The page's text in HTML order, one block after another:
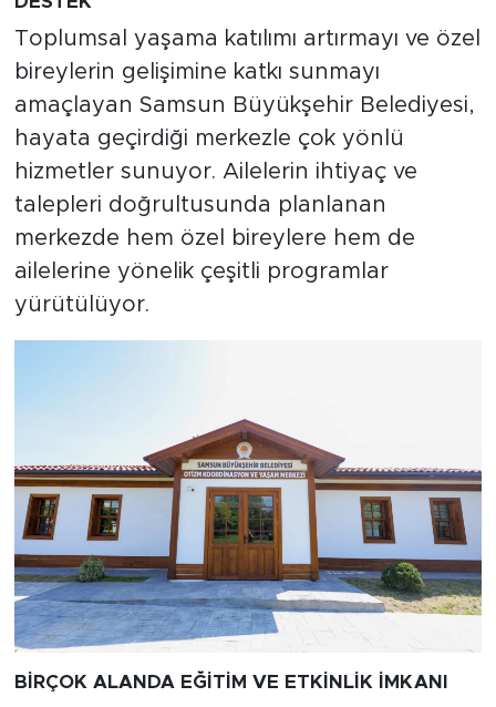
Toplumsal yaşama katılımı artırmayı ve özel
bireylerin gelişimine katkı sunmayı
amaçlayan Samsun Büyükşehir Belediyesi,
hayata geçirdiği merkezle çok yönlü
hizmetler sunuyor. Ailelerin ihtiyaç ve
talepleri doğrultusunda planlanan
merkezde hem özel bireylere hem de
ailelerine yönelik çeşitli programlar
yürütülüyor.
BİRÇOK ALANDA EĞİTİM VE ETKİNLİK İMKANI